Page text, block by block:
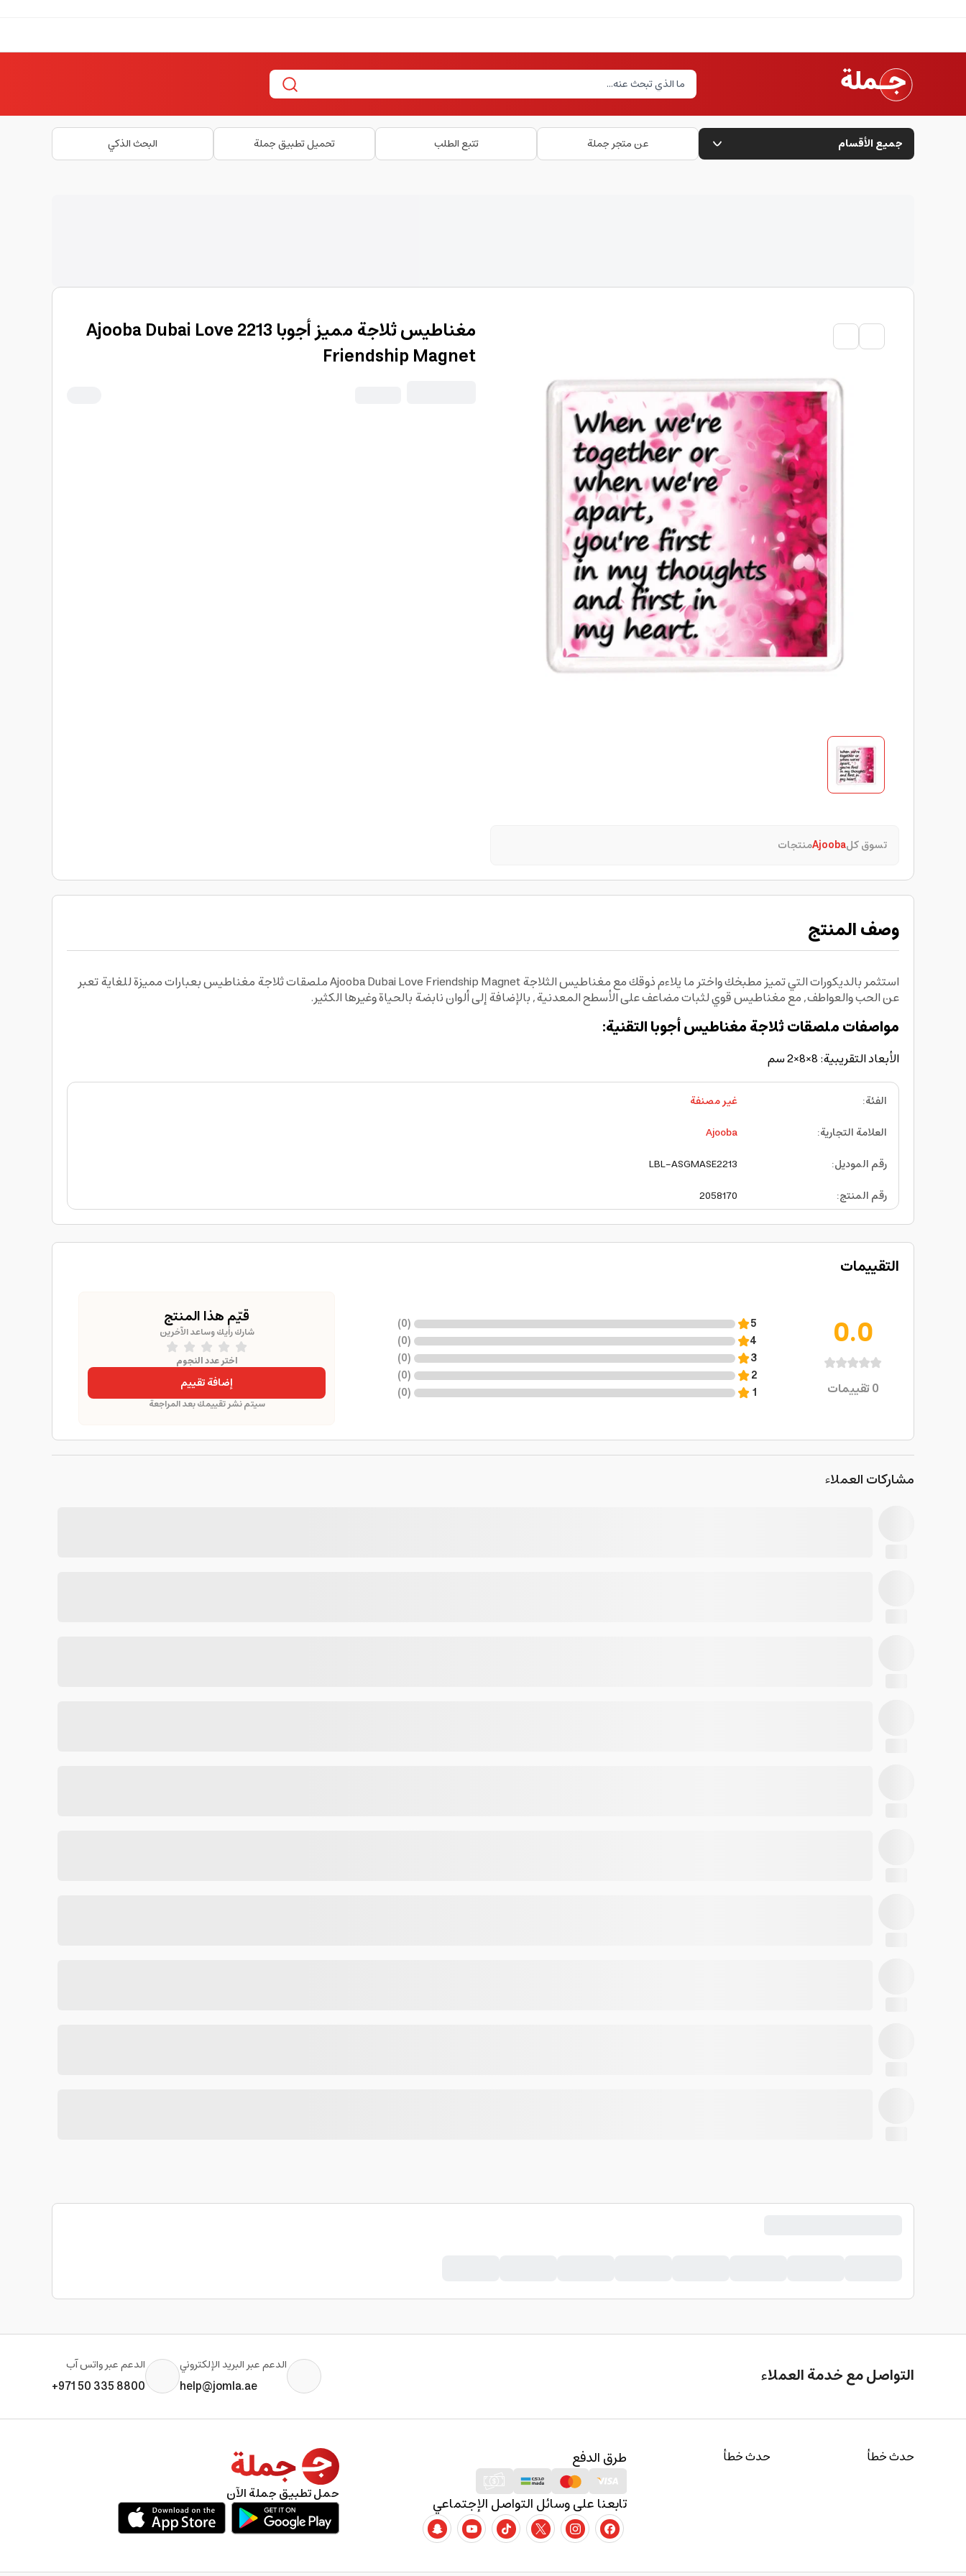
جميع الأقسام عن متجر جملة تتبع الطلب تحميل تطبيق جملة البحث الذكي
تسوق كلAjoobaمنتجات
مغناطيس ثلاجة مميز أجوبا 2213 Ajooba Dubai Love
Friendship Magnet
وصف المنتج
استثمر بالديكورات التي تميز مطبخك واختر ما يلاءم ذوقك مع مغناطيس الثلاجة Ajooba Dubai Love Friendship Magnet ملصقات ثلاجة مغناطيس بعبارات مميزة للغاية تعبر
عن الحب والعواطف, مع مغناطيس قوي لثبات مضاعف على الأسطح المعدنية, بالإضافة إلى ألوان نابضة بالحياة وغيرها الكثير.
مواصفات ملصقات ثلاجة مغناطيس أجوبا التقنية:
الأبعاد التقريبية: 8×8×2 سم
الفئة:
غير مصنفة
العلامة التجارية:
Ajooba
رقم الموديل:
LBL-ASGMASE2213
رقم المنتج:
2058170
التقييمات
0.0
0تقييمات
5
(
0
)
4
(
0
)
3
(
0
)
2
(
0
)
1
(
0
)
قيّم هذا المنتج
شارك رأيك وساعد الآخرين
اختر عدد النجوم
إضافة تقييم
سيتم نشر تقييمك بعد المراجعة
مشاركات العملاء
التواصل مع خدمة العملاء الدعم عبر البريد الإلكتروني
help@jomla.ae
الدعم عبر واتس آب
+971 50 335 8800
حدث خطأ حدث خطأ طرق الدفع
تابعنا على وسائل التواصل الإجتماعي حمل تطبيق جملة الآن